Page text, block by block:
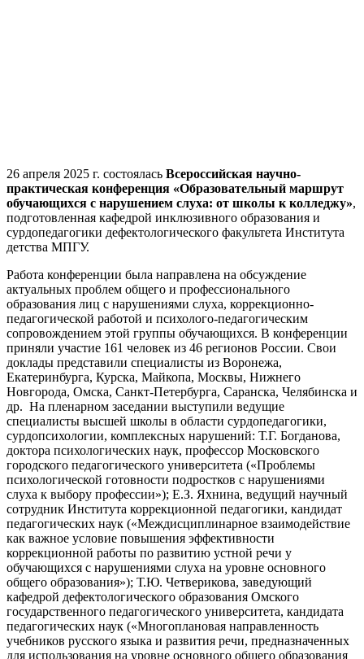
26 апреля 2025 г. состоялась Всероссийская научно-
практическая конференция «Образовательный маршрут
обучающихся с нарушением слуха: от школы к колледжу»,
подготовленная кафедрой инклюзивного образования и
сурдопедагогики дефектологического факультета Института
детства МПГУ.
Работа конференции была направлена на обсуждение
актуальных проблем общего и профессионального
образования лиц с нарушениями слуха, коррекционно-
педагогической работой и психолого-педагогическим
сопровождением этой группы обучающихся. В конференции
приняли участие 161 человек из 46 регионов России. Свои
доклады представили специалисты из Воронежа,
Екатеринбурга, Курска, Майкопа, Москвы, Нижнего
Новгорода, Омска, Санкт-Петербурга, Саранска, Челябинска и
др. На пленарном заседании выступили ведущие
специалисты высшей школы в области сурдопедагогики,
сурдопсихологии, комплексных нарушений: Т.Г. Богданова,
доктора психологических наук, профессор Московского
городского педагогического университета («Проблемы
психологической готовности подростков с нарушениями
слуха к выбору профессии»); Е.З. Яхнина, ведущий научный
сотрудник Института коррекционной педагогики, кандидат
педагогических наук («Междисциплинарное взаимодействие
как важное условие повышения эффективности
коррекционной работы по развитию устной речи у
обучающихся с нарушениями слуха на уровне основного
общего образования»); Т.Ю. Четверикова, заведующий
кафедрой дефектологического образования Омского
государственного педагогического университета, кандидата
педагогических наук («Многоплановая направленность
учебников русского языка и развития речи, предназначенных
для использования на уровне основного общего образования